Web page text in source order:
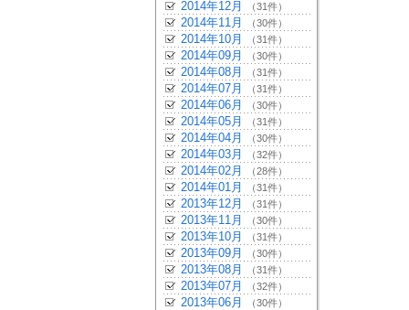
2014年12月 （31件）
2014年11月 （30件）
2014年10月 （31件）
2014年09月 （30件）
2014年08月 （31件）
2014年07月 （31件）
2014年06月 （30件）
2014年05月 （31件）
2014年04月 （30件）
2014年03月 （32件）
2014年02月 （28件）
2014年01月 （31件）
2013年12月 （31件）
2013年11月 （30件）
2013年10月 （31件）
2013年09月 （30件）
2013年08月 （31件）
2013年07月 （32件）
2013年06月 （30件）